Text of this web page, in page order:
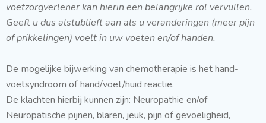
voetzorgverlener kan hierin een belangrijke rol vervullen.
Geeft u dus alstublieft aan als u veranderingen (meer pijn
of prikkelingen) voelt in uw voeten en/of handen.
De mogelijke bijwerking van chemotherapie is het hand-
voetsyndroom of hand/voet/huid reactie.
De klachten hierbij kunnen zijn: Neuropathie en/of
Neuropatische pijnen, blaren, jeuk, pijn of gevoeligheid,